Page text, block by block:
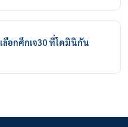
อกศึกเจ30 ที่โดมินิกัน